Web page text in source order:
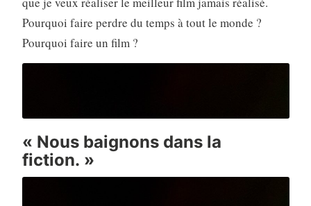
Pourquoi faire perdre du temps à tout le monde ?
Pourquoi faire un film ?
« Nous baignons dans la
fiction. »